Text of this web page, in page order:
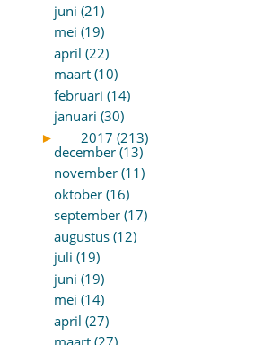
juni (21)
mei (19)
april (22)
maart (10)
februari (14)
januari (30)
►
2017 (213)
december (13)
november (11)
oktober (16)
september (17)
augustus (12)
juli (19)
juni (19)
mei (14)
april (27)